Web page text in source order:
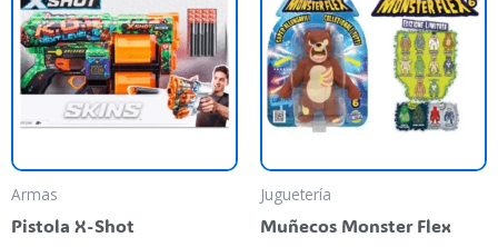
Armas
Pistola X-Shot
Juguetería
Muñecos Monster Flex